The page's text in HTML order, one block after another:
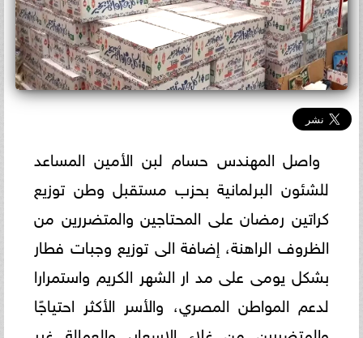
واصل المهندس حسام لبن الأمين المساعد
للشئون البرلمانية بحزب مستقبل وطن توزيع
كراتين رمضان على المحتاجين والمتضررين من
الظروف الراهنة، إضافة الى توزيع وجبات فطار
بشكل يومى على مد ار الشهر الكريم واستمرارا
لدعم المواطن المصري، والأسر الأكثر احتياجًا
والمتضررين من غلاء الاسعار، والعمالة غير